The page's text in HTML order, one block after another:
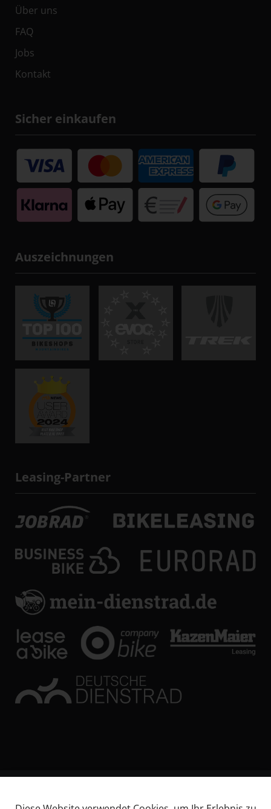
Über uns
FAQ
Jobs
Kontakt
Sicher einkaufen
Auszeichnungen
Leasing-Partner